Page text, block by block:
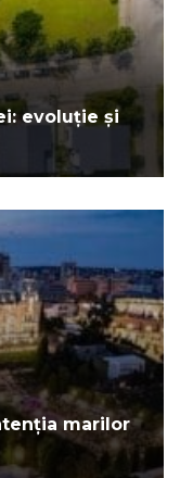
evoluție și
marilor